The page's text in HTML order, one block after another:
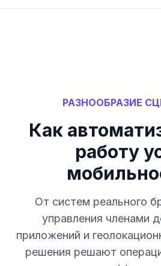
РАЗНООБРАЗИЕ
Как
работу
От систем реального
управления членами
приложений и
решения решают